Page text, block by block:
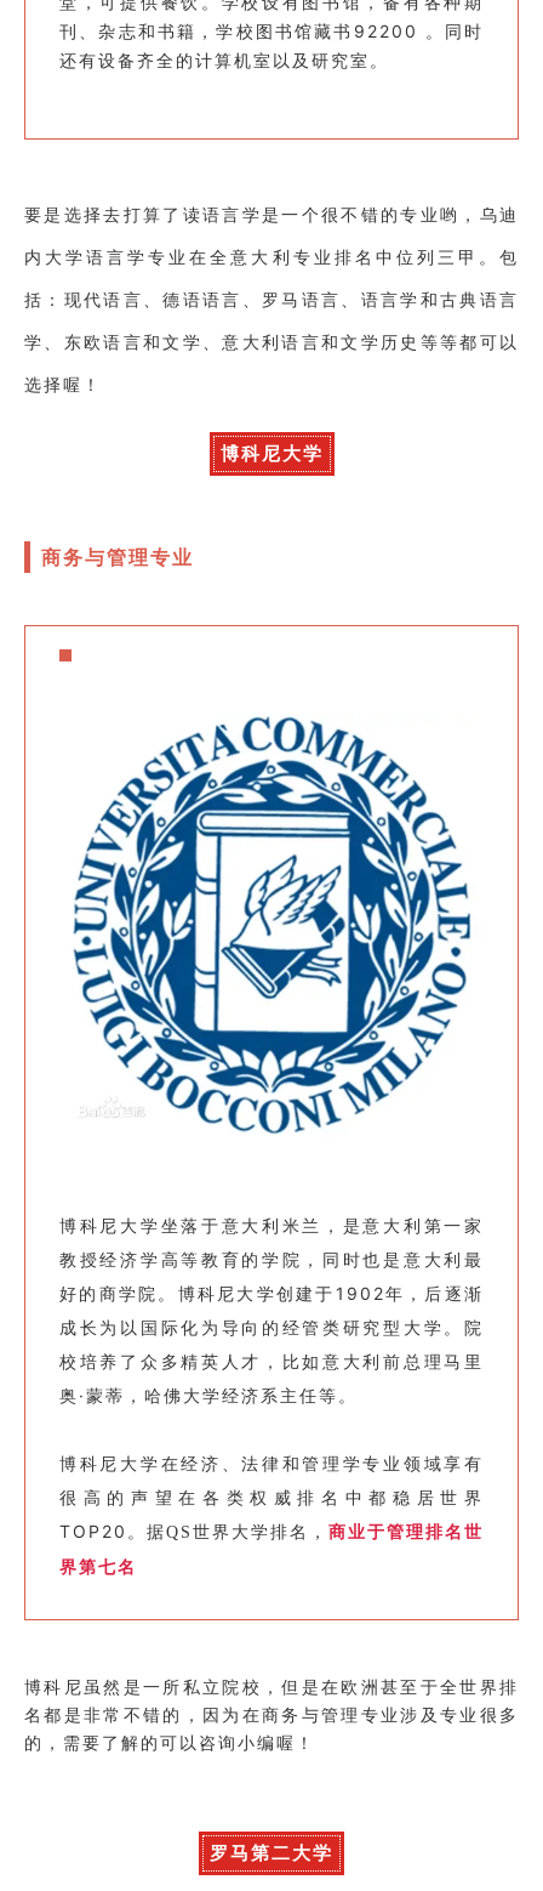
刊、杂志和书籍，学校图书馆藏书92200 。同时
还有设备齐全的计算机室以及研究室。
要是选择去打算了读语言学是一个很不错的专业哟，乌迪
内大学语言学专业在全意大利专业排名中位列三甲。 包
括： 现代语言、德语语言、罗马语言、语言学和古典语言
学、 东欧语言和文学、意大利语言和文学历史等等都可以
选择喔！
博科尼大学
商务与管理专业
博科尼大学坐落于意大利米兰，是意大利第一家
教授经济学高等教育的学院，同时也是意大利最
好的商学院。博科尼大学创建于1902年，后逐渐
成长为以国际化为导向的经管类研究型大学。院
校培养了众多精英人才，比如意大利前总理马里
奥·蒙蒂，哈佛大学经济系主任等。
博科尼大学在经济、法律和管理学专业领域享有
很高的声望在各类权威排名中都稳居世界
TOP20。 据QS世界大学排名， 商业于管理排名世
界第七名
博科尼虽然是一所私立院校，但是在欧洲甚至于全世界排
名都是非常不错的，因为在商务与管理专业涉及专业很多
的，需要了解的可以咨询小编喔！
罗马第二大学